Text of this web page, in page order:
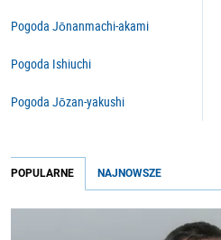
Pogoda Jōnanmachi-akami
Pogoda Ishiuchi
Pogoda Jōzan-yakushi
POPULARNE NAJNOWSZE